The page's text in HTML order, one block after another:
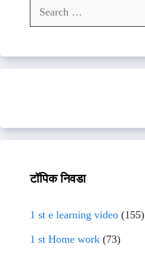
Search
for:
टॉपिक निवडा
1 st e learning video (155)
1 st Home work (73)